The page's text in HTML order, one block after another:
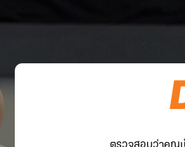
ตรวจสอบว่าคุณเ